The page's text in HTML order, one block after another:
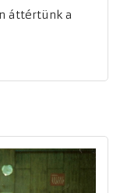
áttértünk a